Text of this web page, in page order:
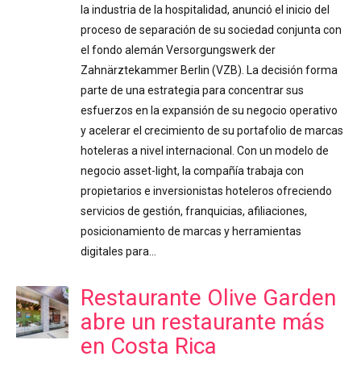
la industria de la hospitalidad, anunció el inicio del
proceso de separación de su sociedad conjunta con
el fondo alemán Versorgungswerk der
Zahnärztekammer Berlin (VZB). La decisión forma
parte de una estrategia para concentrar sus
esfuerzos en la expansión de su negocio operativo
y acelerar el crecimiento de su portafolio de marcas
hoteleras a nivel internacional. Con un modelo de
negocio asset-light, la compañía trabaja con
propietarios e inversionistas hoteleros ofreciendo
servicios de gestión, franquicias, afiliaciones,
posicionamiento de marcas y herramientas
digitales para…
Restaurante Olive Garden
abre un restaurante más
en Costa Rica